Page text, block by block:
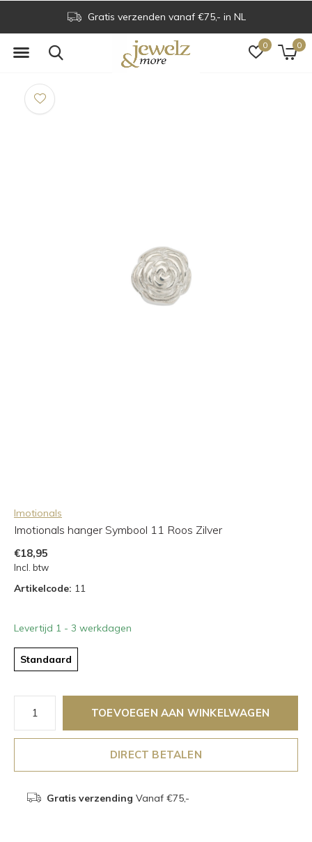
0 0
Gratis verzenden vanaf €75,- in NL
Imotionals
Imotionals hanger Symbool 11 Roos Zilver
€18,95
Incl. btw
Artikelcode: 11
Levertijd 1 - 3 werkdagen
Standaard
TOEVOEGEN AAN WINKELWAGEN
DIRECT BETALEN
Gratis verzending Vanaf €75,-